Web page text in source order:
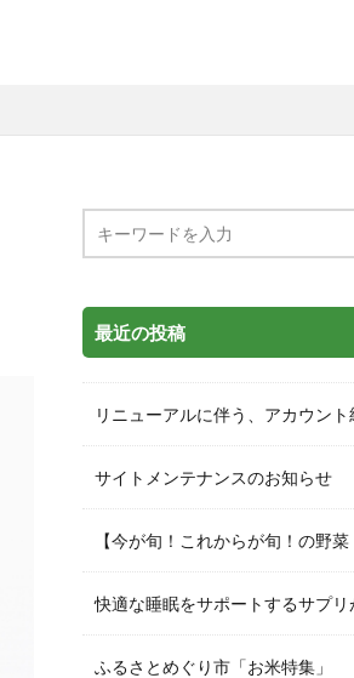
最近の投稿
リニューアルに伴う、アカウン
サイトメンテナンスのお知らせ
【今が旬！これからが旬！の野菜
快適な睡眠をサポートするサプリ
ふるさとめぐり市「お米特集」